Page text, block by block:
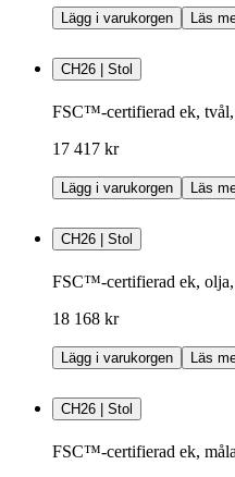
Lägg i varukorgen Läs
CH26 | Stol
FSC™-certifierad ek, tvål,
17 417 kr
Lägg i varukorgen Läs
CH26 | Stol
FSC™-certifierad ek, olja,
18 168 kr
Lägg i varukorgen Läs
CH26 | Stol
FSC™-certifierad ek,